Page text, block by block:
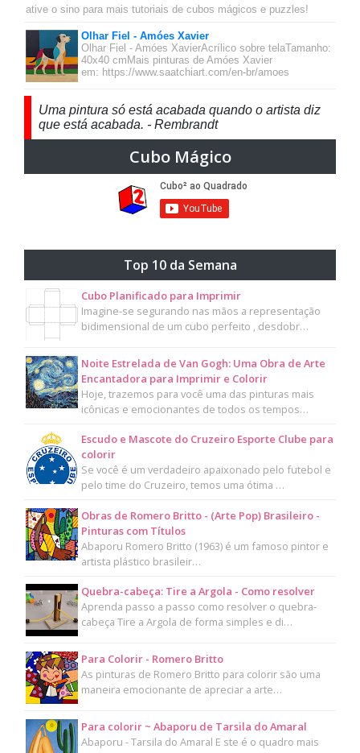
ative o sino para mais tutoriais de cubos mágicos e puzzles!
Olhar Fiel - Amóes Xavier
Olhar Fiel - Amóes XavierAcrílico sobre telaTamanho:
40x40 cmMais pinturas de Amóes Xavier
em: https://www.saatchiart.com/en-br/amoes
Uma pintura só está acabada quando o artista diz
que está acabada. - Rembrandt
Cubo Mágico
Top 10 da Semana
Cubo Planificado para Imprimir
Imagine-se segurando nas mãos a representação
bidimensional de um cubo perfeito , desdobr…
Noite Estrelada de Van Gogh: Uma Obra de Arte
Encantadora para Imprimir e Colorir
Hoje, trazemos para você uma das pinturas mais
icônicas e emocionantes de todos os tempos…
Escudo e Mascote do Cruzeiro Esporte Clube para
colorir
Se você é um verdadeiro apaixonado pelo futebol e
pelo time do Cruzeiro, temos uma ótima …
Obras de Romero Britto - (Arte Pop) Brasileiro -
Pinturas com Títulos
Abaporu Romero Britto (1963) é um famoso pintor e
artista plástico brasileir…
Quebra-cabeça: Tire a Argola - Como resolver
Aprenda passo a passo como resolver o quebra-
cabeça Tire a Argola de forma simples e di…
Para Colorir - Romero Britto
As pinturas de Romero Britto para colorir são uma
maneira emocionante de apreciar a arte…
Para colorir ~ Abaporu de Tarsila do Amaral
Abaporu - Tarsila do Amaral E ste é o quadro mais